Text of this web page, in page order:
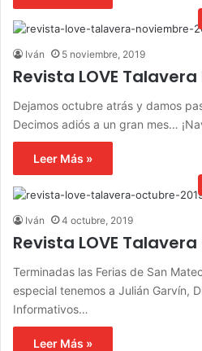
Iván 5 noviembre, 2019
Revista LOVE
Dejamos octubre atrás y damos
Decimos adiós a un gran mes…
Leer Más »
Iván 4 octubre, 2019
Revista LOVE
Terminadas las Ferias de San
especial tenemos a Julián Garvín,
Informativos…
Leer Más »